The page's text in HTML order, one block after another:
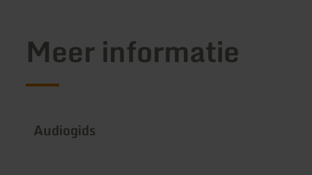
Meer informatie
Audiogids